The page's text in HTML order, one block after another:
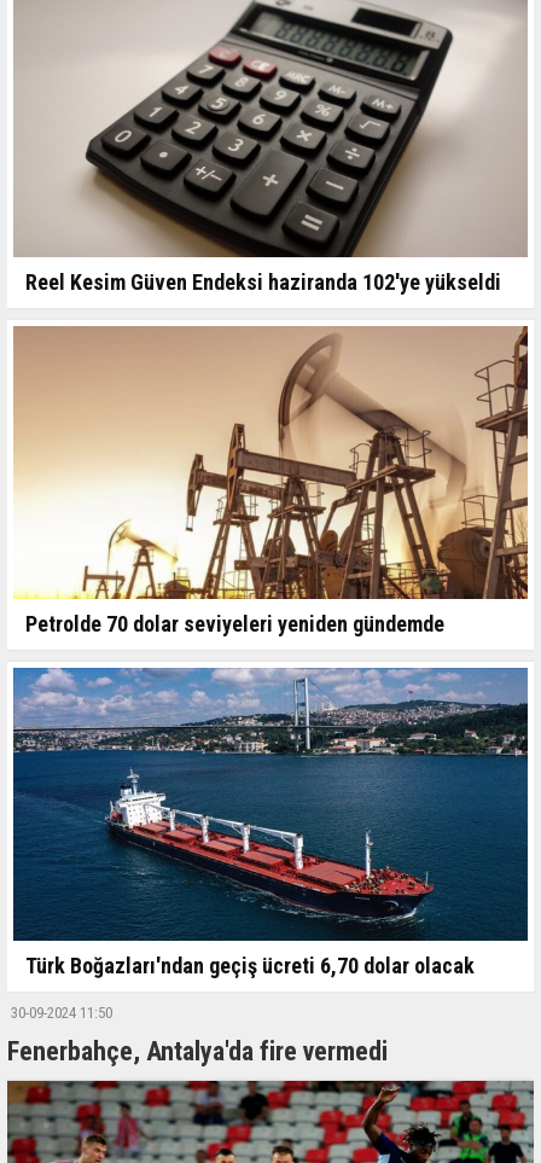
Reel Kesim Güven Endeksi haziranda 102'ye yükseldi
Petrolde 70 dolar seviyeleri yeniden gündemde
Türk Boğazları'ndan geçiş ücreti 6,70 dolar olacak
30-09-2024 11:50
Fenerbahçe, Antalya'da fire vermedi